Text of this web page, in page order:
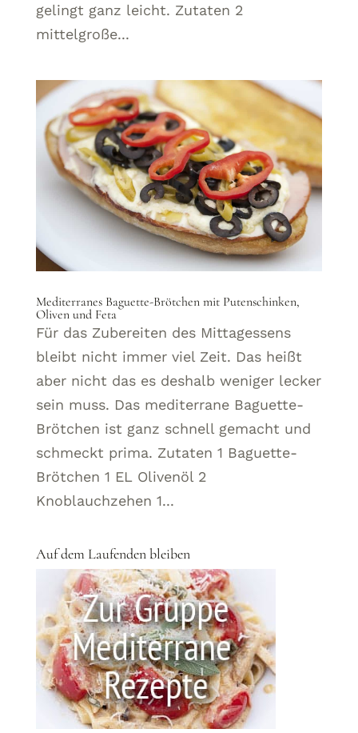
gelingt ganz leicht. Zutaten 2
mittelgroße...
Mediterranes Baguette-Brötchen mit Putenschinken,
Oliven und Feta
Für das Zubereiten des Mittagessens
bleibt nicht immer viel Zeit. Das heißt
aber nicht das es deshalb weniger lecker
sein muss. Das mediterrane Baguette-
Brötchen ist ganz schnell gemacht und
schmeckt prima. Zutaten 1 Baguette-
Brötchen 1 EL Olivenöl 2
Knoblauchzehen 1...
Auf dem Laufenden bleiben